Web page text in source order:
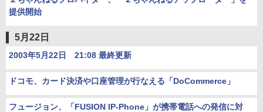
提供開始
5月22日
2003年5月22日 21:08 最終更新
ドコモ、カード決済や口座管理が行なえる「DoCommerce」
フュージョン、「FUSION IP-Phone」が携帯電話への発信に対